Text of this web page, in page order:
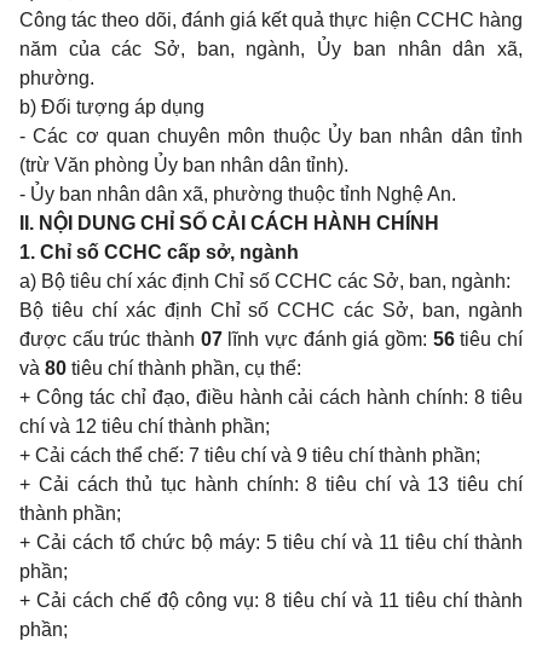
Công tác theo dõi, đánh giá kết quả thực hiện CCHC hàng
năm của các Sở, ban, ngành, Ủy ban nhân dân xã,
phường.
b) Đối tượng áp dụng
- Các cơ quan chuyên môn thuộc Ủy ban nhân dân tỉnh
(trừ Văn phòng Ủy ban nhân dân tỉnh).
- Ủy ban nhân dân xã, phường thuộc tỉnh Nghệ An.
II. NỘI DUNG CHỈ SỐ CẢI CÁCH HÀNH CHÍNH
1. Chỉ số CCHC cấp sở, ngành
a) Bộ tiêu chí xác định Chỉ số CCHC các Sở, ban, ngành:
Bộ tiêu chí xác định Chỉ số CCHC các Sở, ban, ngành
được cấu trúc thành 07lĩnh vực đánh giá gồm: 56tiêu chí
và 80 tiêu chí thành phần, cụ thể:
+ Công tác chỉ đạo, điều hành cải cách hành chính: 8 tiêu
chí và 12 tiêu chí thành phần;
+ Cải cách thể chế: 7 tiêu chí và 9 tiêu chí thành phần;
+ Cải cách thủ tục hành chính: 8 tiêu chí và 13 tiêu chí
thành phần;
+ Cải cách tổ chức bộ máy: 5 tiêu chí và 11 tiêu chí thành
phần;
+ Cải cách chế độ công vụ: 8 tiêu chí và 11 tiêu chí thành
phần;